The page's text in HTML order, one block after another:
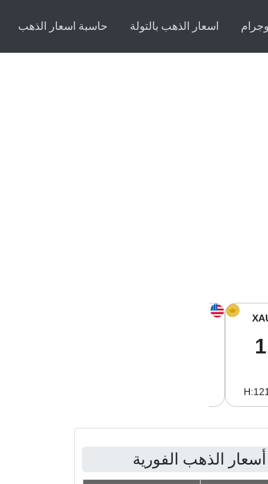
اسعار الذهب بالتولة حاسبة اسعار الذهب
أسعار الذهب الفورية